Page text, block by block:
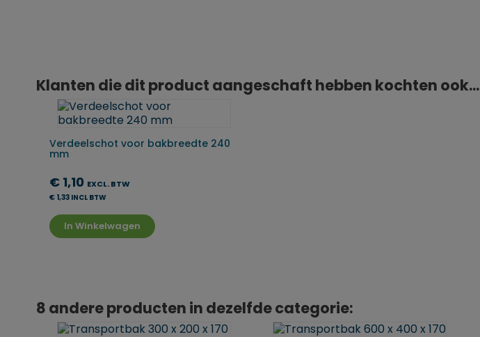
Klanten die dit product aangeschaft hebben kochten ook...
Verdeelschot voor bakbreedte 240
mm
€ 1,10 EXCL. BTW
€ 1,33 INCL BTW
In Winkelwagen
8 andere producten in dezelfde categorie: